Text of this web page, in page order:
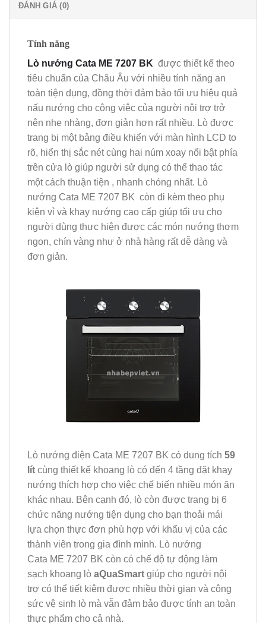
ĐÁNH GIÁ (0)
Tính năng
Lò nướng Cata ME 7207 BK được thiết kế theo
tiêu chuẩn của Châu Âu với nhiều tính năng an
toàn tiện dụng, đồng thời đảm bảo tối ưu hiệu quả
nấu nướng cho công việc của người nội trợ trở
nên nhẹ nhàng, đơn giản hơn rất nhiều. Lò được
trang bị một bảng điều khiển với màn hình LCD to
rõ, hiển thị sắc nét cùng hai núm xoay nổi bật phía
trên cửa lò giúp người sử dụng có thể thao tác
một cách thuận tiện , nhanh chóng nhất. Lò
nướng Cata ME 7207 BK còn đi kèm theo phụ
kiện vỉ và khay nướng cao cấp giúp tối ưu cho
người dùng thực hiện được các món nướng thơm
ngon, chín vàng như ở nhà hàng rất dễ dàng và
đơn giản.
Lò nướng điện Cata ME 7207 BK có dung tích 59
lít cùng thiết kế khoang lò có đến 4 tầng đặt khay
nướng thích hợp cho việc chế biến nhiều món ăn
khác nhau. Bên cạnh đó, lò còn được trang bị 6
chức năng nướng tiện dụng cho bạn thoải mái
lựa chọn thực đơn phù hợp với khẩu vị của các
thành viên trong gia đình mình. Lò nướng
Cata ME 7207 BK còn có chế độ tự động làm
sạch khoang lò aQuaSmart giúp cho người nội
trợ có thể tiết kiệm được nhiều thời gian và công
sức vệ sinh lò mà vẫn đảm bảo được tính an toàn
thực phẩm cho cả nhà.